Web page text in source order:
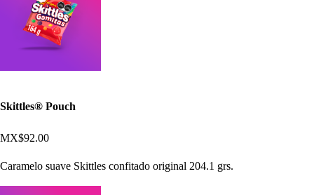
Skittles® Pouch
MX$92.00
Caramelo suave Skittles confitado original 204.1 grs.